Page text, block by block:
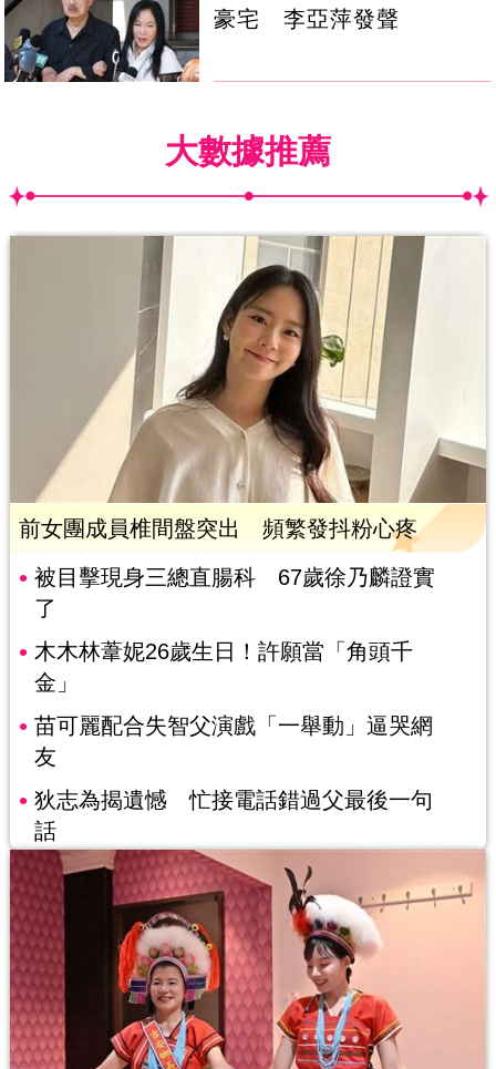
豪宅 李亞萍發聲
大數據推薦
前女團成員椎間盤突出 頻繁發抖粉心疼
被目擊現身三總直腸科 67歲徐乃麟證實
了
木木林葦妮26歲生日！許願當「角頭千
金」
苗可麗配合失智父演戲「一舉動」逼哭網
友
狄志為揭遺憾 忙接電話錯過父最後一句
話